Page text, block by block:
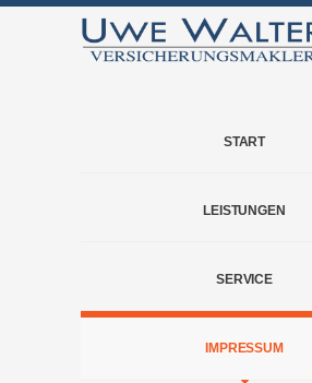
START
LEISTUNGEN
SERVICE
IMPRESSUM